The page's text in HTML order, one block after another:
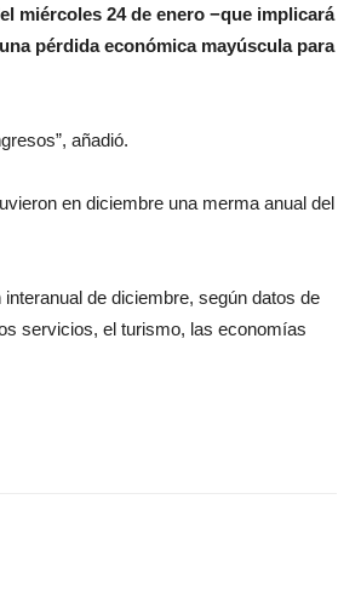
miércoles 24 de enero −que implicará
pérdida económica mayúscula para
añadió.
en diciembre una merma anual del
de diciembre, según datos de
servicios, el turismo, las economías